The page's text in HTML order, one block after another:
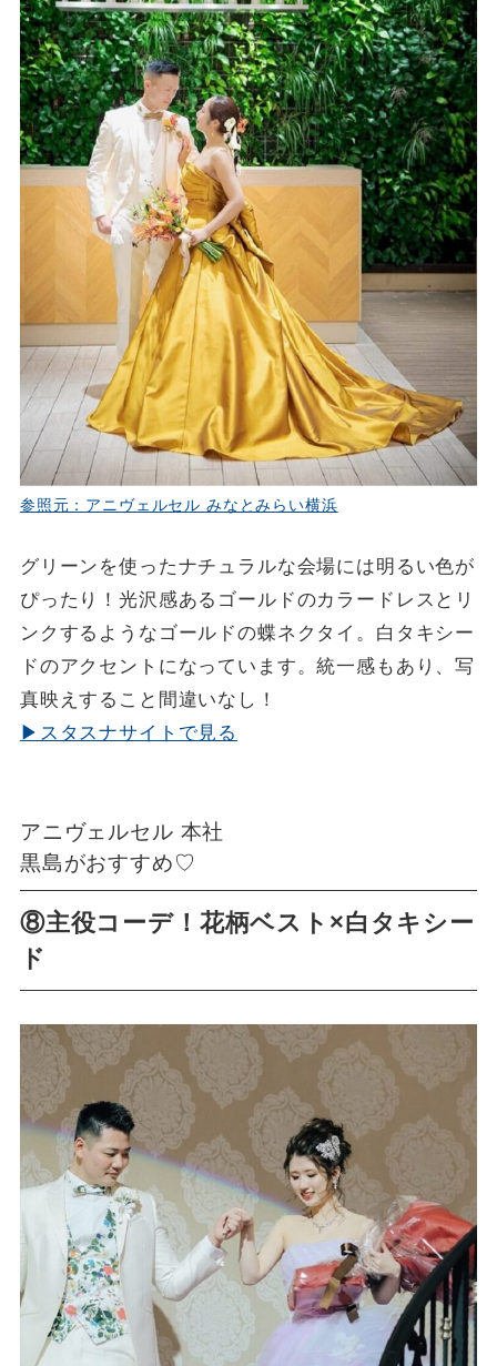
参照元：アニヴェルセル みなとみらい横浜
グリーンを使ったナチュラルな会場には明るい色が
ぴったり！光沢感あるゴールドのカラードレスとリ
ンクするようなゴールドの蝶ネクタイ。白タキシー
ドのアクセントになっています。統一感もあり、写
真映えすること間違いなし！
▶スタスナサイトで見る
アニヴェルセル 本社
黒島がおすすめ♡
⑧主役コーデ！花柄ベスト×白タキシー
ド